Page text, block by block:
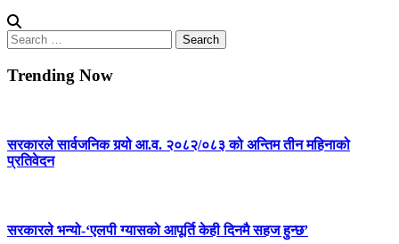
Search
for:
Trending Now
सरकारले सार्वजनिक गर्‍यो आ.व. २०८२/०८३ को अन्तिम तीन महिनाको
प्रतिवेदन
सरकारले भन्यो-‘एलपी ग्यासको आपूर्ति केही दिनमै सहज हुन्छ’